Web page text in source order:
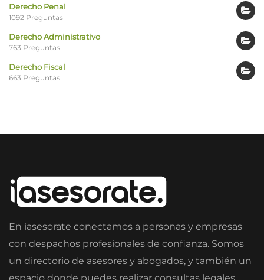
Derecho Penal
1092 Preguntas
Derecho Administrativo
763 Preguntas
Derecho Fiscal
663 Preguntas
En iasesorate conectamos a personas y empresas
con despachos profesionales de confianza. Somos
un directorio de asesores y abogados, y también un
espacio donde puedes realizar consultas legales